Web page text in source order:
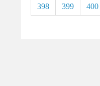
398 399 400